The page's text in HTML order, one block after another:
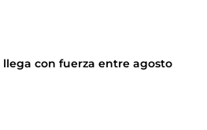
llega con fuerza entre agosto